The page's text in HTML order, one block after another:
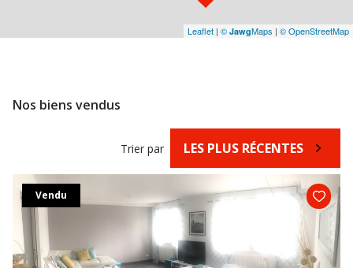
Leaflet | © JawgMaps | © OpenStreetMap
Nos biens vendus
Trier par LES PLUS RÉCENTES
Vendu